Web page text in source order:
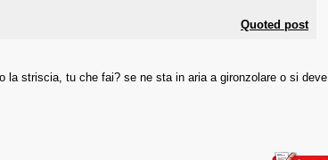
Quoted post
la striscia, tu che fai? se ne sta in aria a gironzolare o si deve